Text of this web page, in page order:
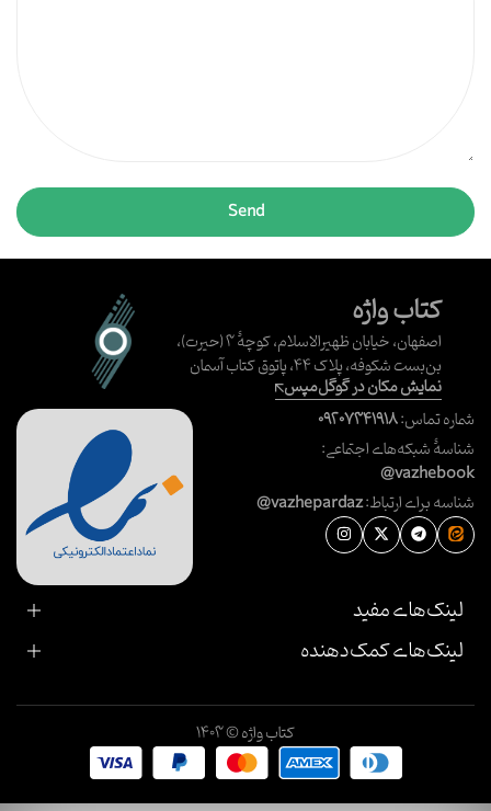
کتاب واژه
اصفهان، خیابان ظهیرالاسلام، کوچهٔ ۳ (حیرت)،
بن‌بست شکوفه، پلاک ۴۴، پاتوق کتاب آسمان
نمایش مکان در گوگل‌مپس
شماره تماس:۰۹۲۰۷۳۴۱۹۱۸
شناسهٔ شبکه‌های اجتماعی:
@vazhebook
شناسه برای ارتباط:@vazhepardaz
لینک‌های مفید
لینک‌های کمک‌دهنده
کتاب واژه © ۱۴۰۳